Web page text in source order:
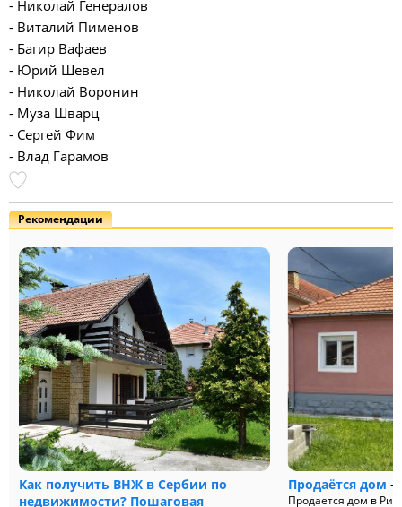
- Николай Генералов
- Виталий Пименов
- Багир Вафаев
- Юрий Шевел
- Николай Воронин
- Муза Шварц
- Сергей Фим
- Влад Гарамов
Рекомендации
Как получить ВНЖ в Сербии по
недвижимости? Пошаговая
Продаётся дом —
Продается дом в